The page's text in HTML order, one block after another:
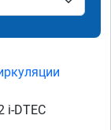
i-DTEC